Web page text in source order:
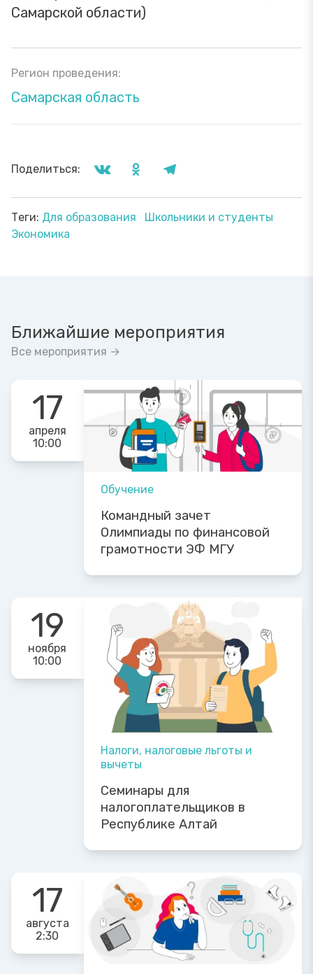
Самарской области)
Регион проведения:
Самарская область
Поделиться:
Теги: Для образования
Школьники и студенты
Экономика
Ближайшие мероприятия
Все мероприятия →
17
апреля
10:00
Обучение
Командный зачет
Олимпиады по финансовой
грамотности ЭФ МГУ
19
ноября
10:00
Налоги, налоговые льготы и
вычеты
Семинары для
налогоплательщиков в
Республике Алтай
17
августа
2:30